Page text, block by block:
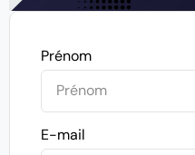
Prénom
E-mail